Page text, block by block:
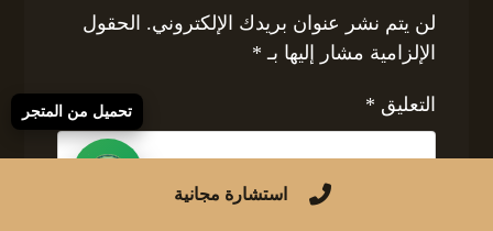
لن يتم نشر عنوان بريدك الإلكتروني. الحقول
الإلزامية مشار إليها بـ *
التعليق *
استشارة مجانية
تحميل من المتجر